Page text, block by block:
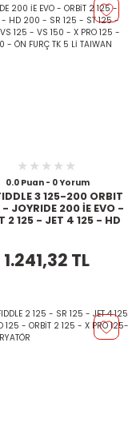
0.0 Puan - 0 Yorum
3 125-200 ORBIT
JOYRIDE 200 İE EVO -
2 125 - JET 4 125 - HD
JET 14 200 - ÖN FURÇ
TK 5 Lİ TAIWAN
1.241,32 TL